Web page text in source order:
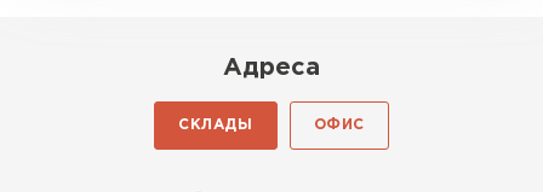
Адреса
СКЛАДЫ ОФИС